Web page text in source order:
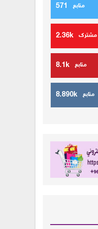
571 متابع
2.36k مشترك
8.1k متابع
8.890k متابع